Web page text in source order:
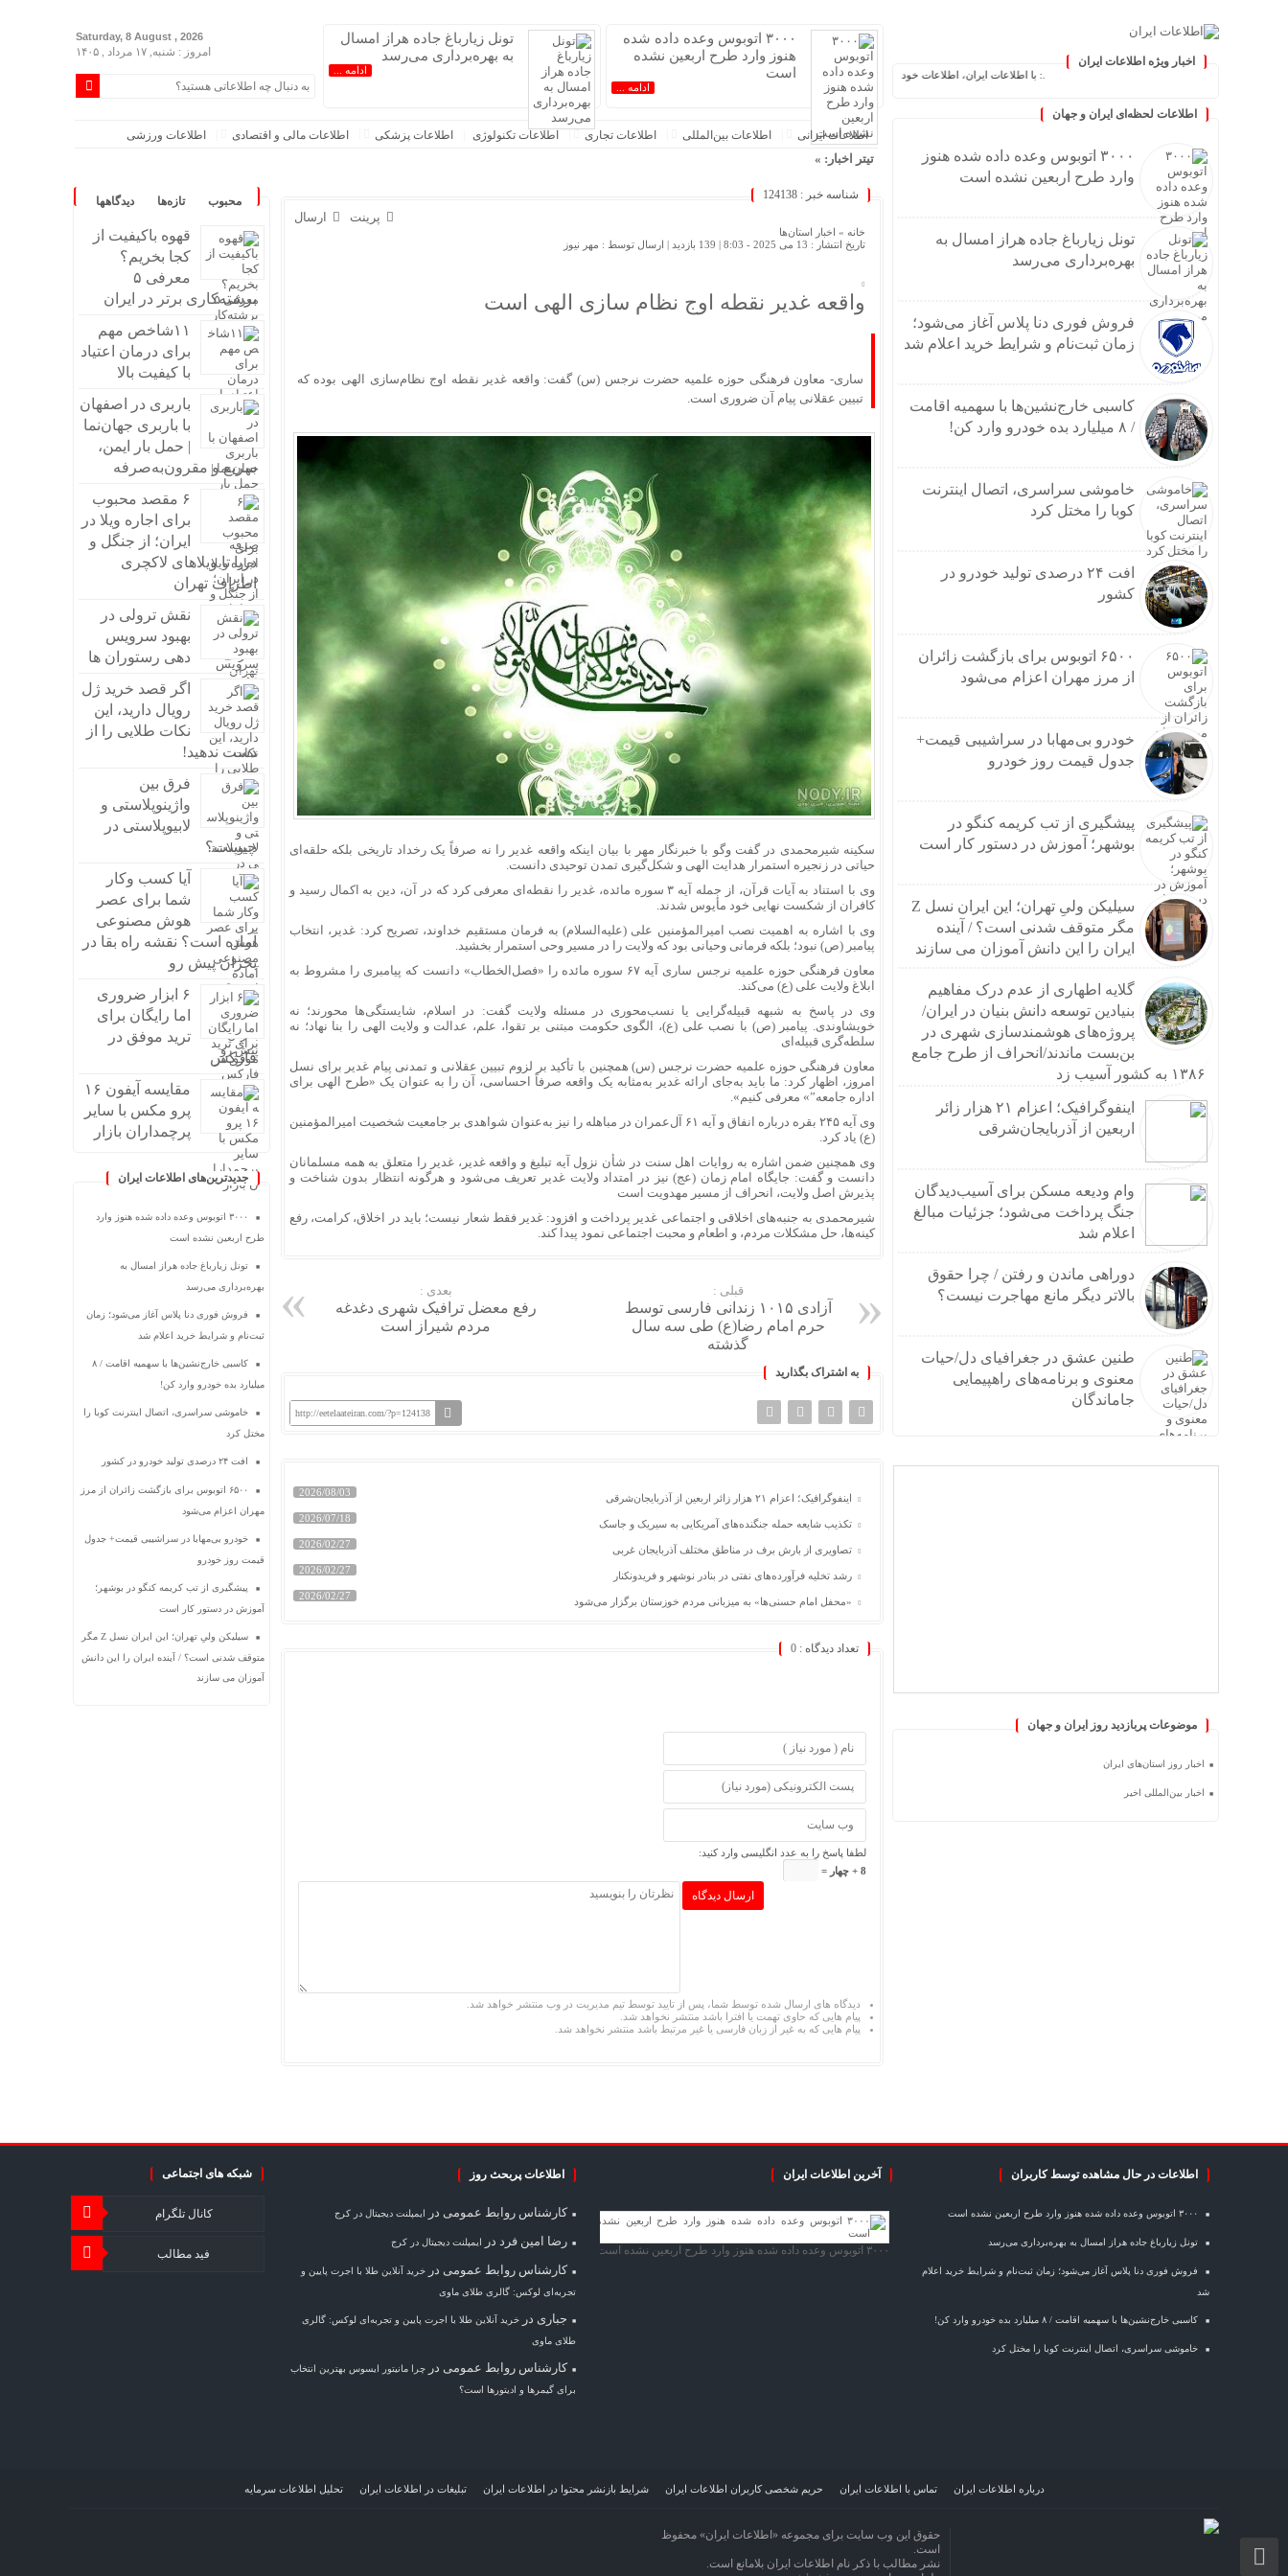
اخبار ویژه اطلاعات ایران
.: با اطلاعات ایران، اطلاعات خود را به‌روز کنید :.
اطلاعات لحظه‌ای ایران و جهان
۳۰۰۰ اتوبوس وعده داده شده هنوز
وارد طرح اربعین نشده است
تونل زیارباغ جاده هراز امسال به
بهره‌برداری می‌رسد
فروش فوری دنا پلاس آغاز می‌شود؛
زمان ثبت‌نام و شرایط خرید اعلام شد
کاسبی خارج‌نشین‌ها با سهمیه اقامت
/ ۸ میلیارد بده خودرو وارد کن!
خاموشی سراسری، اتصال اینترنت
کوبا را مختل کرد
افت ۲۴ درصدی تولید خودرو در
کشور
۶۵۰۰ اتوبوس برای بازگشت زائران
از مرز مهران اعزام می‌شود
خودرو بی‌مهابا در سراشیبی قیمت+
جدول قیمت روز خودرو
پیشگیری از تب کریمه کنگو در
بوشهر؛ آموزش در دستور کار است
سیلیکن ولیِ تهران؛ این ایران نسل Z
مگر متوقف شدنی است؟ / آینده
ایران را این دانش آموزان می سازند
گلایه اطهاری از عدم درک مفاهیم
بنیادین توسعه دانش بنیان در ایران/
پروژه‌های هوشمندسازی شهری در
بن‌بست ماندند/انحراف از طرح جامع
۱۳۸۶ به کشور آسیب زد
اینفوگرافیک؛ اعزام ۲۱ هزار زائر
اربعین از آذربایجان‌شرقی
وام ودیعه مسکن برای آسیب‌دیدگان
جنگ پرداخت می‌شود؛ جزئیات مبالغ
اعلام شد
دوراهی ماندن و رفتن / چرا حقوق
بالاتر دیگر مانع مهاجرت نیست؟
طنین عشق در جغرافیای دل/حیات
معنوی و برنامه‌های راهپیمایی
جاماندگان
موضوعات پربازدید روز ایران و جهان
اخبار روز استان‌های ایران
اخبار بین‌المللی اخیر
۳۰۰۰ اتوبوس وعده داده شده
هنوز وارد طرح اربعین نشده
است
ادامه ...
تونل زیارباغ جاده هراز امسال
به بهره‌برداری می‌رسد
ادامه ...
Saturday, 8 August , 2026
امروز : شنبه, ۱۷ مرداد , ۱۴۰۵
اطلاعات‌ ‎ایرانی اطلاعات بین‌المللی اطلاعات تجاری اطلاعات تکنولوژی اطلاعات پزشکی اطلاعات مالی و اقتصادی اطلاعات ورزشی
تیتر اخبار: »
۳۰۰۰ اتوبوس وعده داده شده هنوز وارد طرح اربعین نشده است
فروش فوری دنا پلاس آغاز می‌شود؛ زمان ثبت‌نام و شرایط خرید اعلام شد
کاسبی خارج‌نشین‌ها با سهمیه اقامت / ۸ میلیارد بده خودرو وارد کن!
سیلیکن ولیِ تهران؛ این ایران نسل Z مگر متوقف شدنی است؟ / آینده ایران را این دانش آموزان می سازند
گلایه اطهاری از عدم درک مفاهیم بنیادین توسعه دانش بنیان در ایران/ پروژه‌های هوشمندسازی شهری در بن‌بست ماندند/انحراف از طرح جامع ۱۳۸۶ به کشور آسیب زد
اینفوگرافیک؛ اعزام ۲۱ هزار زائر اربعین از آذربایجان‌شرقی
دوراهی ماندن و رفتن / چرا حقوق بالاتر دیگر مانع مهاجرت نیست؟
طنین عشق در جغرافیای دل/حیات معنوی و برنامه‌های راهپیمایی جاماندگان
موج گرما در شرق آسیا؛ کاهش تولید کشاورزی و افزایش قیمت انرژی
نتانیاهو: با ترامپ درباره حماس مخالفم
عراقچی: سالی یک‌بار با اربعین نفس تازه می‌کنیم
بارش‌های سیل‌آسا در راه ۳ استان؛ هشدار بارش‌های تابستانه در هرمزگان
سردار کرمی: در کمین تروریست‌ها و آماده پاسخ قاطع به دشمن هستیم
استاندار تهران: توزیع اعتبارات استان پروژه‌محور خواهد بود
مسکو: کشورهای عضو ناتو حامیان تروریسم هستند
درخواست ظفرقندی برای بررسی سلامت دهان و دندان دانش آموزان
بازدید فرمانده نیروی زمینی سپاه از مناطق عملیاتی شمالغرب
آغاز پیش‌فروش بلیت قطار برای نیمۀ دوم مرداد
سردار رضایی: ضربات شدیدی در جنگ ۱۷ روزه محرم به امریکا وارد کردیم
نشست خبری رویداد «انتخاب جوان سال»
نتایج آزمون‌های سمپاد و نمونه دولتی هفته آینده منتشر می‌شود
افزایش ۵ درصدی ظرفیت قطارهای اربعین
پیش‌بینی ۱۳۰ هکتار زمین برای زیرساخت‌های خدماتی راه‌آهن چابهار – زاهدان
تکرار دروغ‌گویی های ترامپ: مذاکرات با ایران هم‌اکنون در حال انجام است!
پزشکیان: تحقق عدالت در سلامت، از الزامات توسعه و حکمرانی کارآمد است
ایمپلنت دیجیتال در کرج
خرید آنلاین طلا با اجرت پایین و تجربه‌ای لوکس: گالری طلای ماوی
هزینه حج عمره ۱۴۰۵؛ بررسی کامل هزینه ثبت نام، کاروان و مخارج سفر
زنجیر طلا چگونه ساخته می‌شود؟ مراحل تولید زنجیر طلا
راهنمای خرید دینار در مرز مهران از مانیرو
عارف: با گران‌فروشی و احتکار باید برخورد جدی شود
حداد عادل: آقا مجتبی یک نور بود که وارد خانه ما شد
توضیح افشین درباره سند راهبردی «توسعه فرانچایز دانش‌بنیان»
افشای مشخصات شیائومی ۱۸ پرو/ پادشاه جدید با دوربین ۲۰۰ مگاپیکسلی و باتری ۷۰۰۰ میلی‌آمپری در راه است
آسیب به ۱۱۶ دکل مخابراتی هرمزگان در حملات آمریکا؛ تلفن ثابت، همراه و اینترنت ‌قطع شده است
نقشه جدید بازده اجاره در تهران؛ سرمایه‌گذاری در کدام مناطق به‌صرفه‌تر است؟
اولین قطار هیدروژنی هند راه‌اندازی شد
سائوتومه و پرنسیپ؛ مسیر جدید و قانونی اخذ پاسپورت دوم برای ایرانیان
وزیر ارتباطات: پیام‌رسان‌های داخلی باید به استقلال مالی برسند
شناسه خبر : 124138
ارسال پرینت
خانه » اخبار استان‌ها
تاریخ انتشار : 13 می 2025 - 8:03 |
139 بازدید | ارسال توسط : مهر نیوز
واقعه غدیر نقطه اوج نظام سازی الهی است
ساری- معاون فرهنگی حوزه علمیه حضرت نرجس (س) گفت: واقعه غدیر نقطه اوج نظام‌سازی الهی بوده که
تبیین عقلانی پیام آن ضروری است.
سکینه شیرمحمدی در گفتوگو با خبرنگار مهر با بیان اینکه واقعه غدیر را نه صرفاً یک رخداد تاریخی بلکه حلقه‌ای
حیاتی در زنجیره استمرار هدایت الهی و شکل‌گیری تمدن توحیدی دانست.
وی با استناد به آیات قرآن، از جمله آیه ۳ سوره مائده، غدیر را نقطه‌ای معرفی کرد که در آن، دین به اکمال رسید و
کافران از شکست نهایی خود مأیوس شدند.
وی با اشاره به اهمیت نصب امیرالمؤمنین علی (علیه‌السلام) به فرمان مستقیم خداوند، تصریح کرد: غدیر، انتخاب
پیامبر (ص) نبود؛ بلکه فرمانی وحیانی بود که ولایت را در مسیر وحی استمرار بخشید.
معاون فرهنگی حوزه علمیه نرجس ساری آیه ۶۷ سوره مائده را «فصل‌الخطاب» دانست که پیامبری را مشروط به
ابلاغ ولایت علی (ع) می‌کند.
وی در پاسخ به شبهه قبیله‌گرایی یا نسب‌محوری در مسئله ولایت گفت: در اسلام، شایستگی‌ها محورند؛ نه
خویشاوندی. پیامبر (ص) با نصب علی (ع)، الگوی حکومت مبتنی بر تقوا، علم، عدالت و ولایت الهی را بنا نهاد؛ نه
سلطه‌گری قبیله‌ای
معاون فرهنگی حوزه علمیه حضرت نرجس (س)همچنین با تأکید بر لزوم تبیین عقلانی و تمدنی پیام غدیر برای نسل
امروز، اظهار کرد: ما باید به‌جای ارائه غدیر به‌مثابه یک واقعه صرفاً احساسی، آن را به عنوان یک «طرح الهی برای
اداره جامعه”» معرفی کنیم».
وی آیه ۲۴۵ بقره درباره انفاق و آیه ۶۱ آل‌عمران در مباهله را نیز به‌عنوان شواهدی بر جامعیت شخصیت امیرالمؤمنین
(ع) یاد کرد.
وی همچنین ضمن اشاره به روایات اهل سنت در شأن نزول آیه تبلیغ و واقعه غدیر، غدیر را متعلق به همه مسلمانان
دانست و گفت: جایگاه امام زمان (عج) نیز در امتداد ولایت غدیر تعریف می‌شود و هرگونه انتظار بدون شناخت و
پذیرش اصل ولایت، انحراف از مسیر مهدویت است
شیرمحمدی به جنبه‌های اخلاقی و اجتماعی غدیر پرداخت و افزود: غدیر فقط شعار نیست؛ باید در اخلاق، کرامت، رفع
کینه‌ها، حل مشکلات مردم، و اطعام و محبت اجتماعی نمود پیدا کند.
بعدی :
رفع معضل ترافیک شهری دغدغه
مردم شیراز است
قبلی :
آزادی ۱۰۱۵ زندانی فارسی توسط
حرم امام رضا(ع) طی سه سال
گذشته
به اشتراک بگذارید
http://eetelaateiran.com/?p=124138
اینفوگرافیک؛ اعزام ۲۱ هزار زائر اربعین از آذربایجان‌شرقی 2026/08/03
تکذیب شایعه حمله جنگنده‌های آمریکایی به سیریک و جاسک 2026/07/18
تصاویری از بارش برف در مناطق مختلف آذربایجان غربی 2026/02/27
رشد تخلیه فرآورده‌های نفتی در بنادر نوشهر و فریدونکنار 2026/02/27
«محفل امام حسنی‌ها» به میزبانی مردم خوزستان برگزار می‌شود 2026/02/27
تعداد دیدگاه : 0
لطفا پاسخ را به عدد انگلیسی وارد کنید:
8 + چهار =
دیدگاه های ارسال شده توسط شما، پس از تایید توسط تیم مدیریت در وب منتشر خواهد شد.
پیام هایی که حاوی تهمت یا افترا باشد منتشر نخواهد شد.
پیام هایی که به غیر از زبان فارسی یا غیر مرتبط باشد منتشر نخواهد شد.
محبوب تازه‌ها دیدگاهها
قهوه باکیفیت از
کجا بخریم؟
معرفی ۵
برشته‌کاری برتر در ایران
۱۱شاخص مهم
برای درمان اعتیاد
با کیفیت بالا
باربری در اصفهان
با باربری جهان‌نما
| حمل بار ایمن،
سریع و مقرون‌به‌صرفه
۶ مقصد محبوب
برای اجاره ویلا در
ایران؛ از جنگل و
دریا تا ویلاهای لاکچری
اطراف تهران
نقش ترولی در
بهبود سرویس
دهی رستوران ها
اگر قصد خرید ژل
رویال دارید، این
نکات طلایی را از
دست ندهید!
فرق بین
واژینوپلاستی و
لابیوپلاستی در
چیست؟
آیا کسب وکار
شما برای عصر
هوش مصنوعی
آماده است؟ نقشه راه بقا در
بحران پیش رو
۶ ابزار ضروری
اما رایگان برای
ترید موفق در
فارکس
مقایسه آیفون ۱۶
پرو مکس با سایر
پرچمداران بازار
جدیدترین‌های اطلاعات ایران
۳۰۰۰ اتوبوس وعده داده شده هنوز وارد
طرح اربعین نشده است
تونل زیارباغ جاده هراز امسال به
بهره‌برداری می‌رسد
فروش فوری دنا پلاس آغاز می‌شود؛ زمان
ثبت‌نام و شرایط خرید اعلام شد
کاسبی خارج‌نشین‌ها با سهمیه اقامت / ۸
میلیارد بده خودرو وارد کن!
خاموشی سراسری، اتصال اینترنت کوبا را
مختل کرد
افت ۲۴ درصدی تولید خودرو در کشور
۶۵۰۰ اتوبوس برای بازگشت زائران از مرز
مهران اعزام می‌شود
خودرو بی‌مهابا در سراشیبی قیمت+ جدول
قیمت روز خودرو
پیشگیری از تب کریمه کنگو در بوشهر؛
آموزش در دستور کار است
سیلیکن ولیِ تهران؛ این ایران نسل Z مگر
متوقف شدنی است؟ / آینده ایران را این دانش
آموزان می سازند
اطلاعات در حال مشاهده توسط کاربران
۳۰۰۰ اتوبوس وعده داده شده هنوز وارد طرح اربعین نشده است
تونل زیارباغ جاده هراز امسال به بهره‌برداری می‌رسد
فروش فوری دنا پلاس آغاز می‌شود؛ زمان ثبت‌نام و شرایط خرید اعلام
شد
کاسبی خارج‌نشین‌ها با سهمیه اقامت / ۸ میلیارد بده خودرو وارد کن!
خاموشی سراسری، اتصال اینترنت کوبا را مختل کرد
آخرین اطلاعات ایران
۳۰۰۰ اتوبوس وعده داده شده هنوز وارد طرح اربعین نشده است
اطلاعات پربحث روز
کارشناس روابط عمومی در ایمپلنت دیجیتال در کرج
رضا امین فرد در ایمپلنت دیجیتال در کرج
کارشناس روابط عمومی درخرید آنلاین طلا با اجرت پایین و
تجربه‌ای لوکس: گالری طلای ماوی
جباری درخرید آنلاین طلا با اجرت پایین و تجربه‌ای لوکس: گالری
طلای ماوی
کارشناس روابط عمومی درچرا مانیتور ایسوس بهترین انتخاب
برای گیمرها و ادیتورها است؟
شبکه های اجتماعی
کانال تلگرام
فید مطالب
درباره اطلاعات ایران تماس با اطلاعات ایران حریم شخصی کاربران اطلاعات ایران شرایط بازنشر محتوا در اطلاعات ایران تبلیغات در اطلاعات ایران تحلیل اطلاعات سرمایه
حقوق این وب سایت برای مجموعه «اطلاعات‌ ایران» محفوظ
است.
نشر مطالب با ذکر نام اطلاعات‌ ایران بلامانع است.